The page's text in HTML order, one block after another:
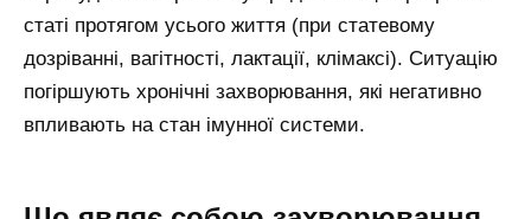
статі протягом усього життя (при статевому
дозріванні, вагітності, лактації, клімаксі). Ситуацію
погіршують хронічні захворювання, які негативно
впливають на стан імунної системи.